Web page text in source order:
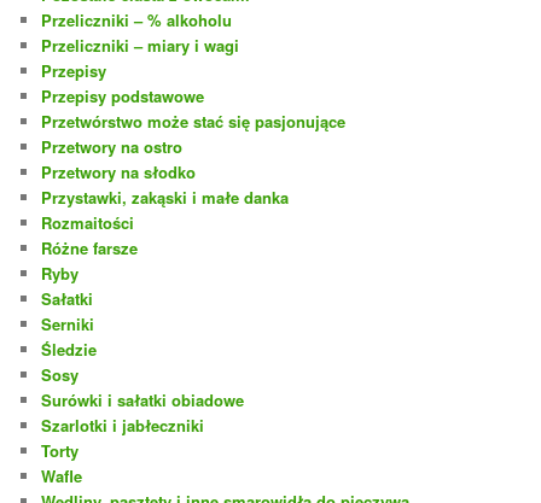
Przeliczniki – % alkoholu
Przeliczniki – miary i wagi
Przepisy
Przepisy podstawowe
Przetwórstwo może stać się pasjonujące
Przetwory na ostro
Przetwory na słodko
Przystawki, zakąski i małe danka
Rozmaitości
Różne farsze
Ryby
Sałatki
Serniki
Śledzie
Sosy
Surówki i sałatki obiadowe
Szarlotki i jabłeczniki
Torty
Wafle